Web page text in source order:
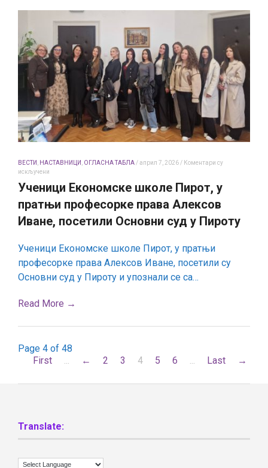
ВЕСТИ НАСТАВНИЦИ ОГЛАСНА ТАБЛА /април 7, 2026 / Коментари су
искључени
Економске
Пирот,
пратњи
Алексов
Иване,
посетили
Основни
Пироту
Ученици Економске школе Пирот, у
пратњи професорке права Алексов
Иване, посетили Основни суд у Пироту
Ученици Економске школе Пирот, у пратњи
професорке права Алексов Иване, посетили су
Основни суд у Пироту и упознали се са…
Read More →
Page 4 of 48
First
... ← 2 3 4 5 6 ... Last →
Translate: